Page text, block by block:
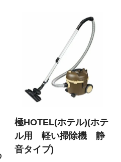
極HOTEL(ホテル)(ホテ
ル用 軽い掃除機 静
音タイプ)